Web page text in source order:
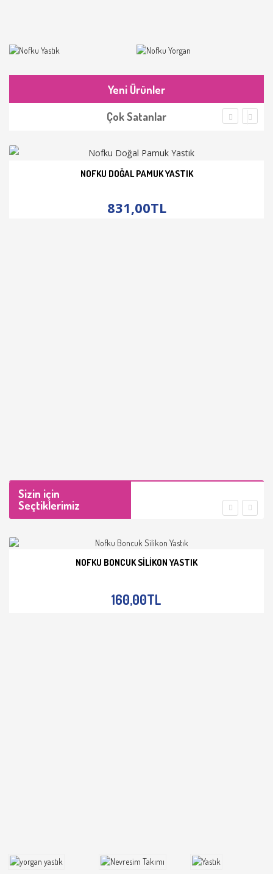
Yeni Ürünler
Çok Satanlar
NOFKU DOĞAL PAMUK YASTIK
831,00TL
Sizin için
Seçtiklerimiz
NOFKU BONCUK SILIKON YASTIK
160,00TL